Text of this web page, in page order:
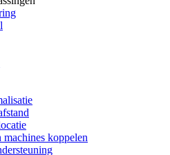
machines koppelen